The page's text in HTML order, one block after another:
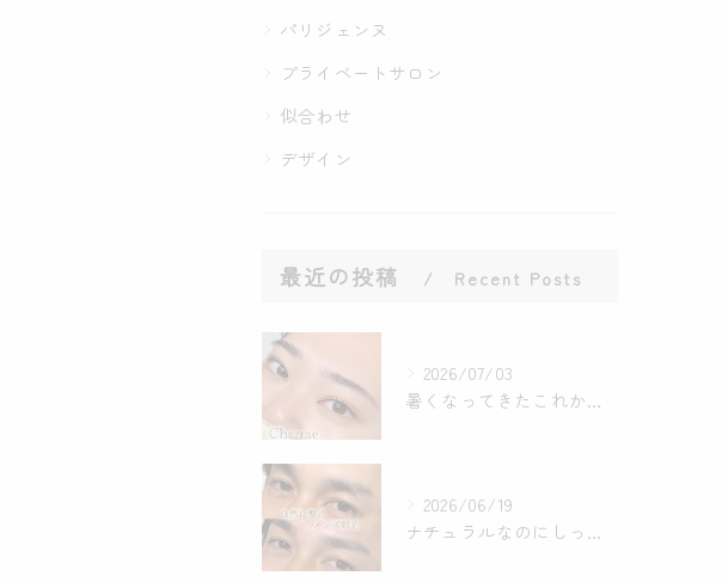
パリジェンヌ
プライベートサロン
似合わせ
デザイン
最近の投稿 Recent Posts
2026/07/03
暑くなってきたこれからの時期に
2026/06/19
ナチュラルなのにしっかり決まる【メンズ眉毛】